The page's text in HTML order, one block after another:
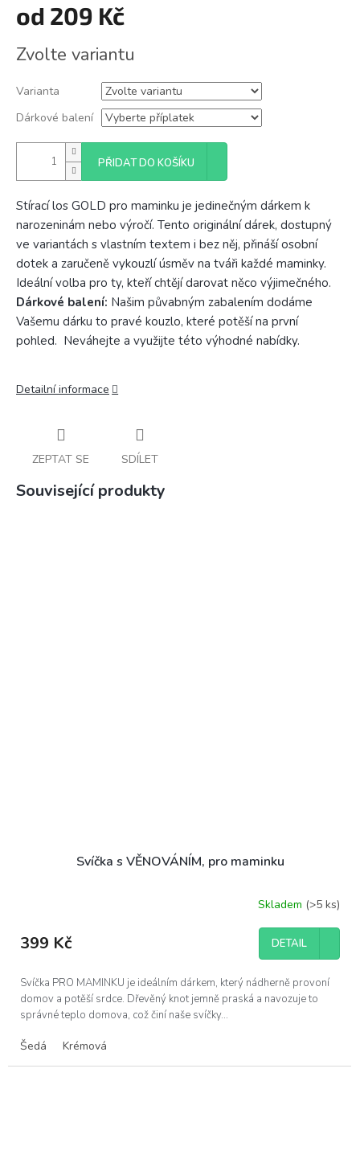
od 209 Kč
cena:
Zvolte variantu
Varianta
Dárkové balení
PŘIDAT DO KOŠÍKU
Stírací los GOLD pro maminku je jedinečným dárkem k
narozeninám nebo výročí. Tento originální dárek, dostupný
ve variantách s vlastním textem i bez něj, přináší osobní
dotek a zaručeně vykouzlí úsměv na tváři každé maminky.
Ideální volba pro ty, kteří chtějí darovat něco výjimečného.
Dárkové balení: Našim půvabným zabalením dodáme
Vašemu dárku to pravé kouzlo, které potěší na první
pohled. Neváhejte a využijte této výhodné nabídky.
Detailní informace
ZEPTAT SE SDÍLET
Související produkty
Svíčka s VĚNOVÁNÍM, pro maminku
produktu
je
z
5
hvězdiček.
Skladem (>5 ks)
399 Kč DETAIL
Svíčka PRO MAMINKU je ideálním dárkem, který nádherně provoní
domov a potěší srdce. Dřevěný knot jemně praská a navozuje to
správné teplo domova, což činí naše svíčky...
Šedá Krémová